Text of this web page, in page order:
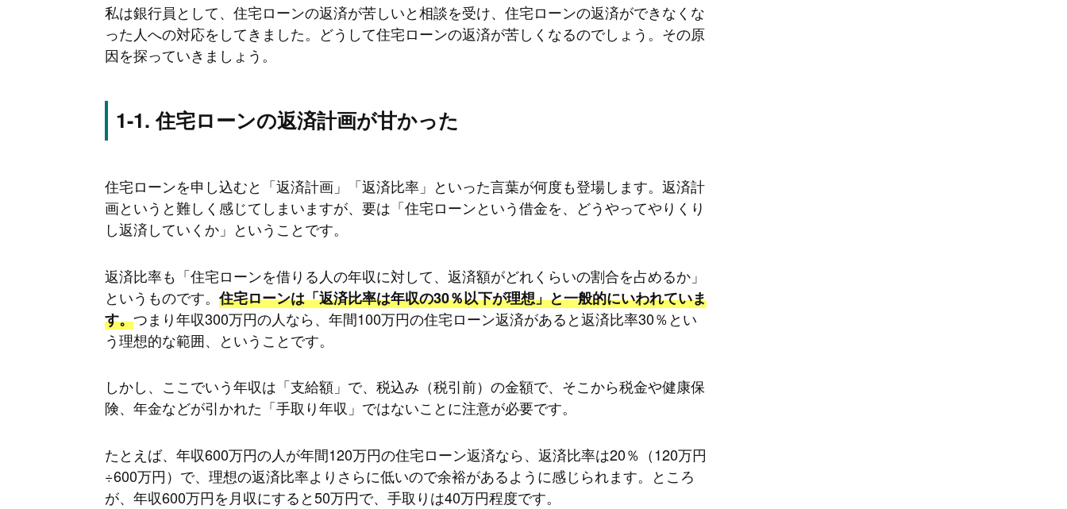
私は銀行員として、住宅ローンの返済が苦しいと相談を受け、住宅ローンの返済ができなくな
った人への対応をしてきました。どうして住宅ローンの返済が苦しくなるのでしょう。その原
因を探っていきましょう。
住宅ローンの返済計画が甘かった
住宅ローンを申し込むと「返済計画」「返済比率」といった言葉が何度も登場します。返済計
画というと難しく感じてしまいますが、要は「住宅ローンという借金を、どうやってやりくり
し返済していくか」ということです。
返済比率も「住宅ローンを借りる人の年収に対して、返済額がどれくらいの割合を占めるか」
というものです。住宅ローンは「返済比率は年収の30％以下が理想」と一般的にいわれていま
す。つまり年収300万円の人なら、年間100万円の住宅ローン返済があると返済比率30％とい
う理想的な範囲、ということです。
しかし、ここでいう年収は「支給額」で、税込み（税引前）の金額で、そこから税金や健康保
険、年金などが引かれた「手取り年収」ではないことに注意が必要です。
たとえば、年収600万円の人が年間120万円の住宅ローン返済なら、返済比率は20％（120万円
÷600万円）で、理想の返済比率よりさらに低いので余裕があるように感じられます。ところ
が、年収600万円を月収にすると50万円で、手取りは40万円程度です。